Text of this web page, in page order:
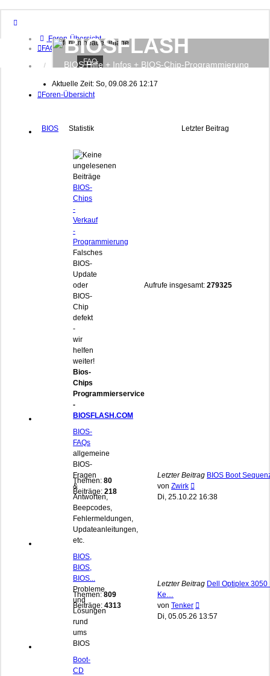
Foren-Übersicht
FAQ
Anmelden
BIOSFLASH
BIOS Hilfe + Infos + BIOS-Chip-Programmierung
FAQ
Aktuelle Zeit: So, 09.08.26 12:17
Foren-Übersicht
BIOS Statistik Letzter Beitrag
BIOS-
Chips
-
Verkauf
-
Programmierung
Falsches
BIOS-
Update
oder
BIOS-
Chip
defekt
-
wir
helfen
weiter!
Bios-
Chips
Programmierservice
-
BIOSFLASH.COM
Aufrufe insgesamt: 279325
BIOS-
FAQs
allgemeine
BIOS-
Fragen
&
Antworten,
Beepcodes,
Fehlermeldungen,
Updateanleitungen,
etc.
Themen: 80
Beiträge: 218
Letzter Beitrag BIOS Boot
von Zwirk
Beitrag
Di, 25.10.22 16:38
BIOS,
BIOS,
BIOS...
Probleme
und
Lösungen
rund
ums
BIOS
Themen: 809
Beiträge: 4313
Letzter Beitrag Dell Optiplex 3050
Ke…
von Tenker
Beitrag
Di, 05.05.26 13:57
Boot-
CD